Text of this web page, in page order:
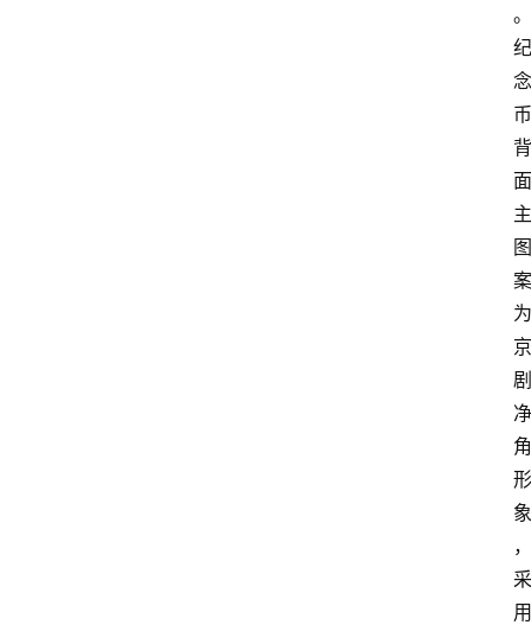
。
纪
念
币
背
面
主
图
案
为
京
剧
净
角
形
象
，
采
用